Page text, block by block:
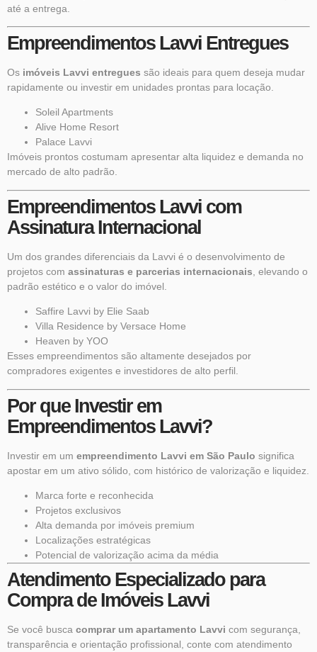
até a entrega.
Empreendimentos Lavvi Entregues
Os imóveis Lavvi entregues são ideais para quem deseja mudar
rapidamente ou investir em unidades prontas para locação.
Soleil Apartments
Alive Home Resort
Palace Lavvi
Imóveis prontos costumam apresentar alta liquidez e demanda no
mercado de alto padrão.
Empreendimentos Lavvi com
Assinatura Internacional
Um dos grandes diferenciais da Lavvi é o desenvolvimento de
projetos com assinaturas e parcerias internacionais , elevando o
padrão estético e o valor do imóvel.
Saffire Lavvi by Elie Saab
Villa Residence by Versace Home
Heaven by YOO
Esses empreendimentos são altamente desejados por
compradores exigentes e investidores de alto perfil.
Por que Investir em
Empreendimentos Lavvi?
Investir em um empreendimento Lavvi em São Paulo significa
apostar em um ativo sólido, com histórico de valorização e liquidez.
Marca forte e reconhecida
Projetos exclusivos
Alta demanda por imóveis premium
Localizações estratégicas
Potencial de valorização acima da média
Atendimento Especializado para
Compra de Imóveis Lavvi
Se você busca comprar um apartamento Lavvi com segurança,
transparência e orientação profissional, conte com atendimento